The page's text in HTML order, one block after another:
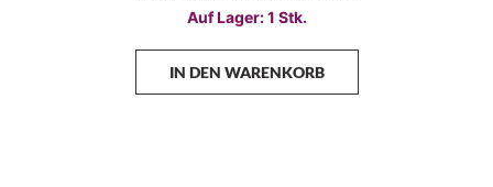
Auf Lager: 1 Stk.
IN DEN WARENKORB